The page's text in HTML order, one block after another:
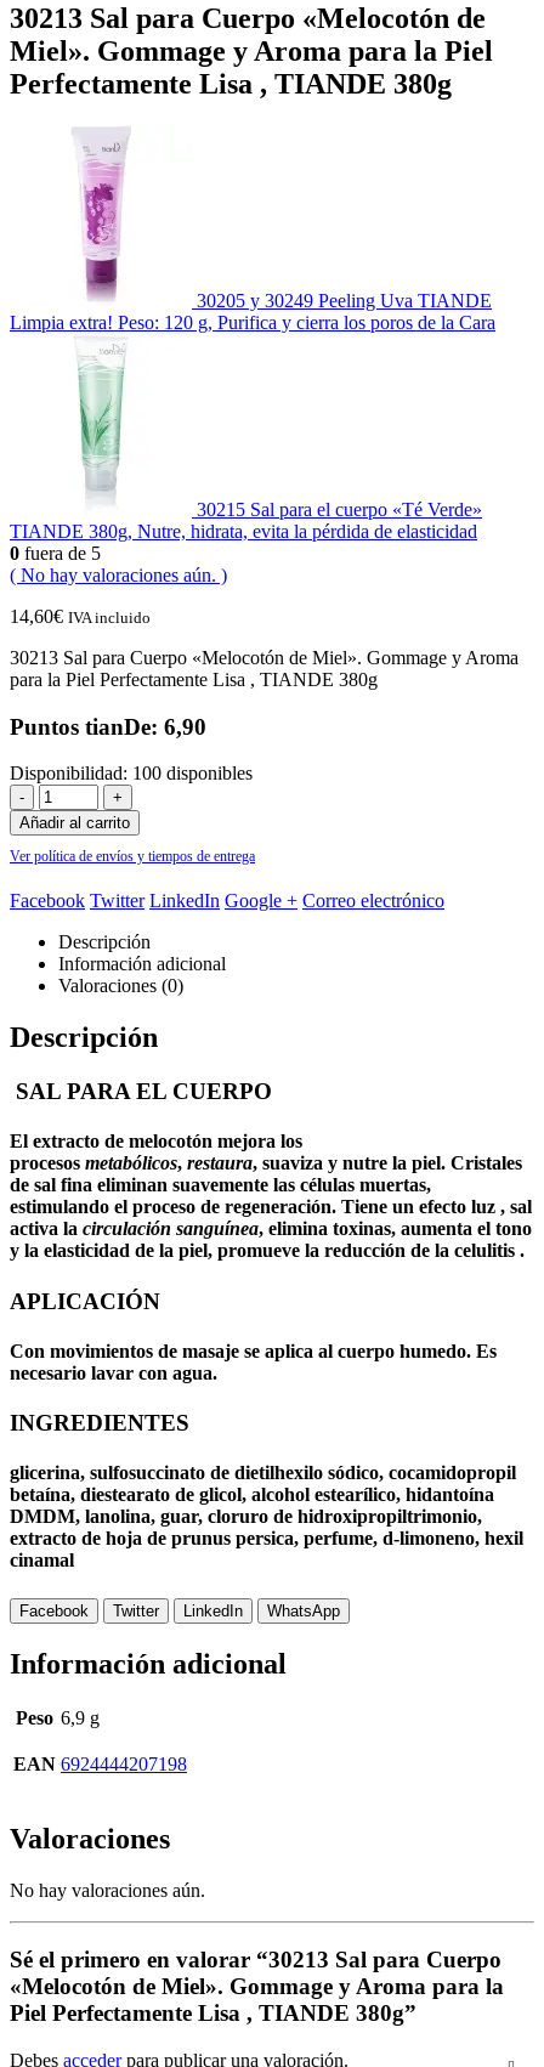
30213 Sal para Cuerpo «Melocotón de
Miel». Gommage y Aroma para la Piel
Perfectamente Lisa , TIANDE 380g
30205 y 30249 Peeling Uva TIANDE
Limpia extra! Peso: 120 g, Purifica y cierra los poros de la Cara
30215 Sal para el cuerpo «Té Verde»
TIANDE 380g, Nutre, hidrata, evita la pérdida de elasticidad
0 fuera de 5
( No hay valoraciones aún. )
14,60€ IVA incluido
30213 Sal para Cuerpo «Melocotón de Miel». Gommage y Aroma
para la Piel Perfectamente Lisa , TIANDE 380g
Puntos tianDe: 6,90
Disponibilidad: 100 disponibles
-
+
Añadir al carrito
Ver política de envíos y tiempos de entrega
Facebook Twitter LinkedIn Google + Correo electrónico
Descripción
Información adicional
Valoraciones (0)
Descripción
SAL PARA EL CUERPO
El extracto de melocotón mejora los
procesos metabólicos, restaura, suaviza y nutre la piel. Cristales
de sal fina eliminan suavemente las células muertas,
estimulando el proceso de regeneración. Tiene un efecto luz , sal
activa la circulación sanguínea, elimina toxinas, aumenta el tono
y la elasticidad de la piel, promueve la reducción de la celulitis .
APLICACIÓN
Con movimientos de masaje se aplica al cuerpo humedo. Es
necesario lavar con agua.
INGREDIENTES
glicerina, sulfosuccinato de dietilhexilo sódico, cocamidopropil
betaína, diestearato de glicol, alcohol estearílico, hidantoína
DMDM, lanolina, guar, cloruro de hidroxipropiltrimonio,
extracto de hoja de prunus persica, perfume, d-limoneno, hexil
cinamal
Facebook Twitter LinkedIn WhatsApp
Información adicional
Peso 6,9 g
EAN 6924444207198
Valoraciones
No hay valoraciones aún.
Sé el primero en valorar “30213 Sal para Cuerpo
«Melocotón de Miel». Gommage y Aroma para la
Piel Perfectamente Lisa , TIANDE 380g”
Debes accederpara publicar una valoración.